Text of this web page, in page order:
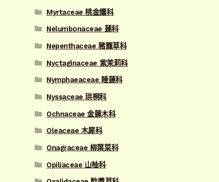
Myrtaceae 桃金孃科
Nelumbonaceae 蓮科
Nepenthaceae 豬籠草科
Nyctaginaceae 紫茉莉科
Nymphaeaceae 睡蓮科
Nyssaceae 珙桐科
Ochnaceae 金蓮木科
Oleaceae 木犀科
Onagraceae 柳葉菜科
Opiliaceae 山柚科